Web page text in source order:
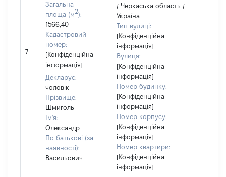
7
Загальна
площа (м2):
1566,40
Кадастровий
номер:
[Конфіденційна
інформація]
Декларує:
чоловік
Прізвище:
Шмиголь
Ім'я:
Олександр
По батькові (за
наявності):
Васильович
/ Черкаська область /
Україна
Тип вулиці:
[Конфіденційна
інформація]
Вулиця:
[Конфіденційна
інформація]
Номер будинку:
[Конфіденційна
інформація]
Номер корпусу:
[Конфіденційна
інформація]
Номер квартири:
[Конфіденційна
інформація]